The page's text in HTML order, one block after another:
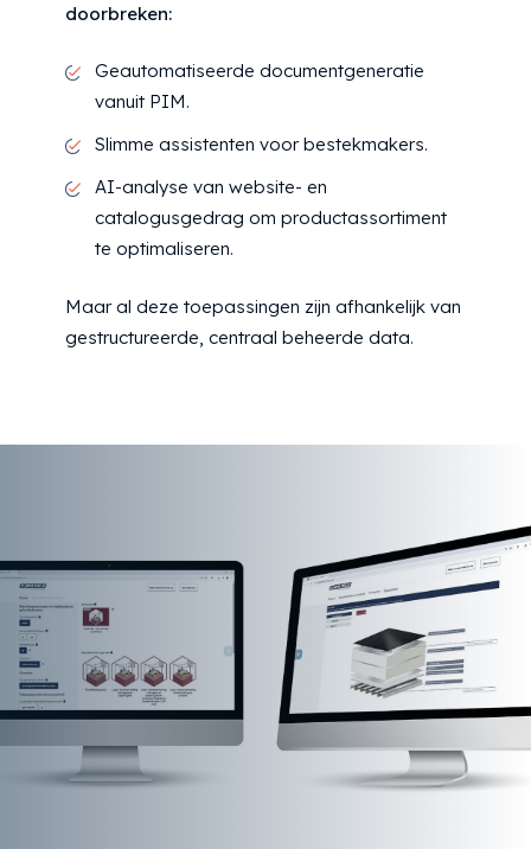
doorbreken:
Geautomatiseerde documentgeneratie
vanuit PIM.
Slimme assistenten voor bestekmakers.
AI-analyse van website- en
catalogusgedrag om productassortiment
te optimaliseren.
Maar al deze toepassingen zijn afhankelijk van
gestructureerde, centraal beheerde data.